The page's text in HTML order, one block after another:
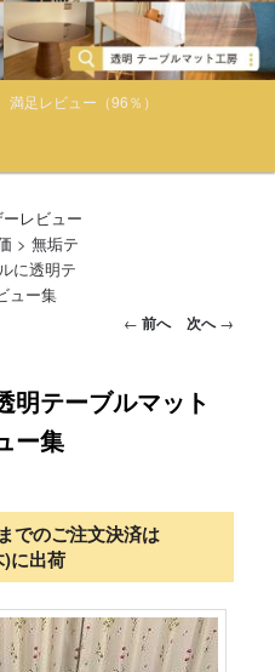
満足レビュー（96％）
レビュー
>無垢テ
に透明テ
ュー集
投稿ナビゲーション
← 前へ 次へ→
明テーブルマット
ー集
でのご注文決済は
に出荷